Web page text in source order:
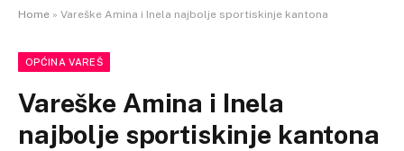
Home » Vareške Amina i Inela najbolje sportiskinje kantona
OPĆINA VAREŠ
Vareške Amina i Inela
najbolje sportiskinje kantona